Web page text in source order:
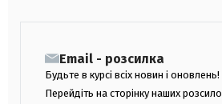
Email - розсилка
Будьте в курсі всіх новин і оновлень!
Перейдіть на сторінку наших